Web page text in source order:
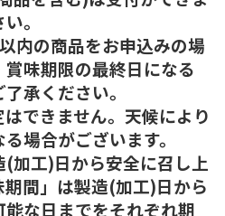
。
内の商品をお申込みの場
味期限の最終日になる
承ください。
できません。天候により
場合がございます。
加工)日から安全に召し上
間」は製造(加工)日から
な日までをそれぞれ期